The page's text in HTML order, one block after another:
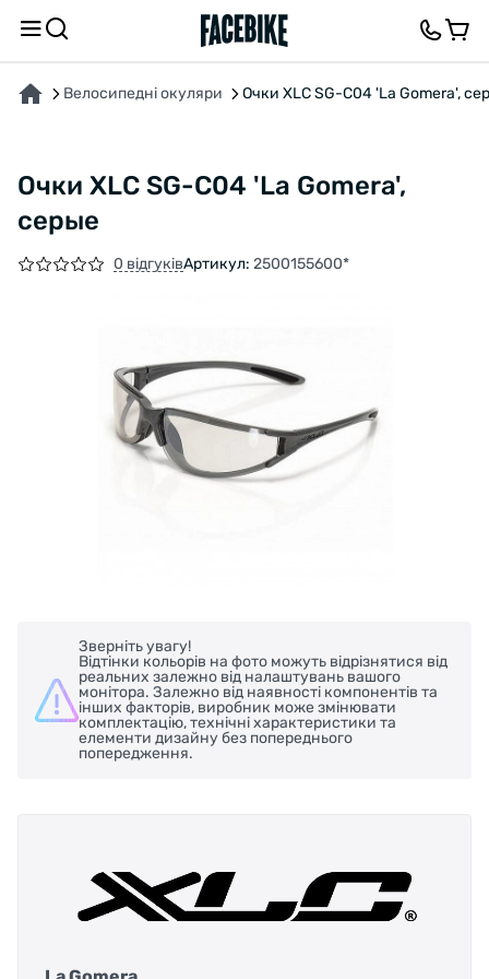
Велосипедні окуляри Очки XLC SG-C04 'La Gomera',
Очки XLC SG-C04 'La Gomera',
серые
0 відгуківАртикул: 2500155600*
Зверніть увагу!
Відтінки кольорів на фото можуть відрізнятися від
реальних залежно від налаштувань вашого
монітора. Залежно від наявності компонентів та
інших факторів, виробник може змінювати
комплектацію, технічні характеристики та
елементи дизайну без попереднього
попередження.
ПРО ТОВАР ВІДГУКИ ТА ЗАПИТАННЯ